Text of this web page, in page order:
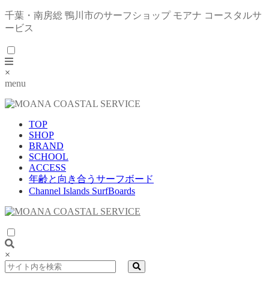
千葉・南房総 鴨川市のサーフショップ モアナ コースタルサ
ービス
×
menu
TOP
SHOP
BRAND
SCHOOL
ACCESS
年齢と向き合うサーフボード
Channel Islands SurfBoards
×